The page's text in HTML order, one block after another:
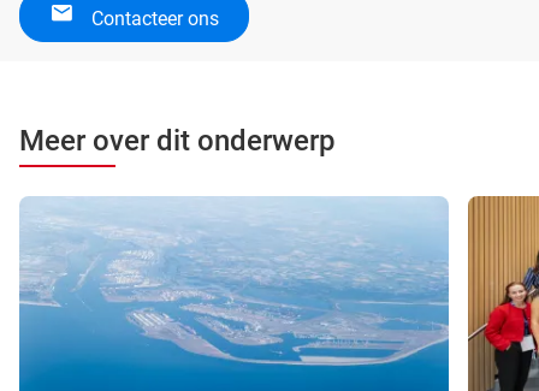
Contacteer ons
Meer over dit onderwerp